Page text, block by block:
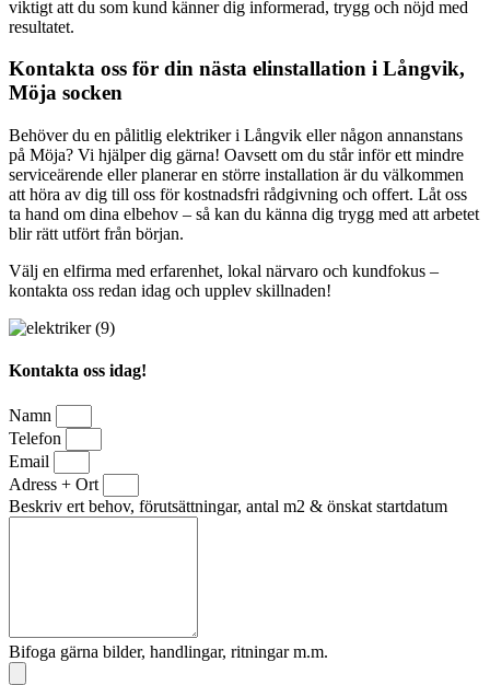
viktigt att du som kund känner dig informerad, trygg och nöjd med
resultatet.
Kontakta oss för din nästa elinstallation i Långvik,
Möja socken
Behöver du en pålitlig elektriker i Långvik eller någon annanstans
på Möja? Vi hjälper dig gärna! Oavsett om du står inför ett mindre
serviceärende eller planerar en större installation är du välkommen
att höra av dig till oss för kostnadsfri rådgivning och offert. Låt oss
ta hand om dina elbehov – så kan du känna dig trygg med att arbetet
blir rätt utfört från början.
Välj en elfirma med erfarenhet, lokal närvaro och kundfokus –
kontakta oss redan idag och upplev skillnaden!
Kontakta oss idag!
Namn
Telefon
Email
Adress + Ort
Beskriv ert behov, förutsättningar, antal m2 & önskat startdatum
Bifoga gärna bilder, handlingar, ritningar m.m.